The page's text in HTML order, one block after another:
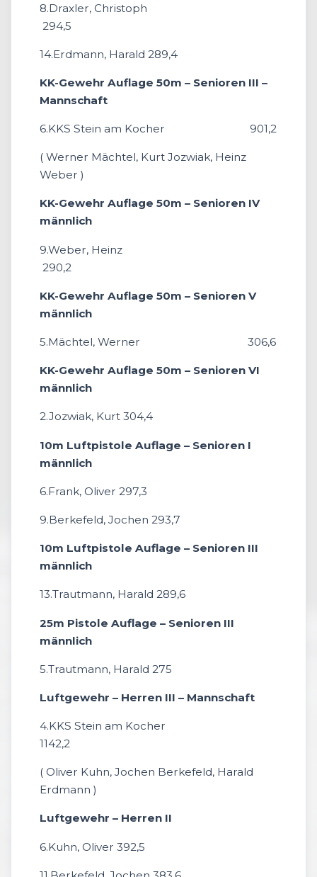
8.Draxler, Christoph
294,5
14.Erdmann, Harald 289,4
KK-Gewehr Auflage 50m – Senioren III –
Mannschaft
6.KKS Stein am Kocher 901,2
( Werner Mächtel, Kurt Jozwiak, Heinz
Weber )
KK-Gewehr Auflage 50m – Senioren IV
männlich
9.Weber, Heinz
290,2
KK-Gewehr Auflage 50m – Senioren V
männlich
5.Mächtel, Werner 306,6
KK-Gewehr Auflage 50m – Senioren VI
männlich
2.Jozwiak, Kurt 304,4
10m Luftpistole Auflage – Senioren I
männlich
6.Frank, Oliver 297,3
9.Berkefeld, Jochen 293,7
10m Luftpistole Auflage – Senioren III
männlich
13.Trautmann, Harald 289,6
25m Pistole Auflage – Senioren III
männlich
5.Trautmann, Harald 275
Luftgewehr – Herren III – Mannschaft
4.KKS Stein am Kocher
1142,2
( Oliver Kuhn, Jochen Berkefeld, Harald
Erdmann )
Luftgewehr – Herren II
6.Kuhn, Oliver 392,5